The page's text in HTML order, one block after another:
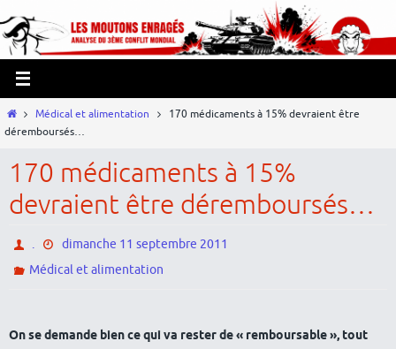
vers
le
contenu
HomeMédical et alimentation
170 médicaments à 15% devraient être
déremboursés…
170 médicaments à 15%
devraient être déremboursés…
.
dimanche 11 septembre 2011
Médical et alimentation
On se demande bien ce qui va rester de « remboursable », tout